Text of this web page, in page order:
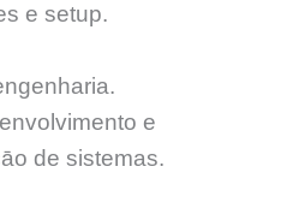
e setup.
e
de sistemas.